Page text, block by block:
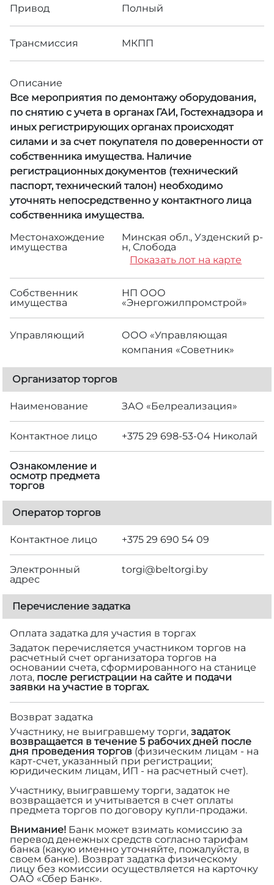
Привод Полный
Трансмиссия МКПП
Описание
Все мероприятия по демонтажу оборудования,
по снятию с учета в органах ГАИ, Гостехнадзора и
иных регистрирующих органах происходят
силами и за счет покупателя по доверенности от
собственника имущества. Наличие
регистрационных документов (технический
паспорт, технический талон) необходимо
уточнять непосредственно у контактного лица
собственника имущества.
Местонахождение
имущества
Минская обл., Узденский р-
н, Слобода
Показать лот на карте
Собственник
имущества
НП ООО
«Энергожилпромстрой»
Управляющий
ООО «Управляющая
компания «Советник»
Организатор торгов
Наименование ЗАО «Белреализация»
Контактное лицо +375 29 698-53-04 Николай
Ознакомление и
осмотр предмета
торгов
Оператор торгов
Контактное лицо +375 29 690 54 09
Электронный
адрес
torgi@beltorgi.by
Перечисление задатка
Оплата задатка для участия в торгах
Задаток перечисляется участником торгов на
расчетный счет организатора торгов на
основании счета, сформированного на станице
лота, после регистрации на сайте и подачи
заявки на участие в торгах.
Возврат задатка
Участнику, не выигравшему торги, задаток
возвращается в течение 5 рабочих дней после
дня проведения торгов (физическим лицам - на
карт-счет, указанный при регистрации;
юридическим лицам, ИП - на расчетный счет).
Участнику, выигравшему торги, задаток не
возвращается и учитывается в счет оплаты
предмета торгов по договору купли-продажи.
Внимание! Банк может взимать комиссию за
перевод денежных средств согласно тарифам
банка (какую именно уточняйте, пожалуйста, в
своем банке). Возврат задатка физическому
лицу без комиссии осуществляется на карточку
ОАО «Сбер Банк».